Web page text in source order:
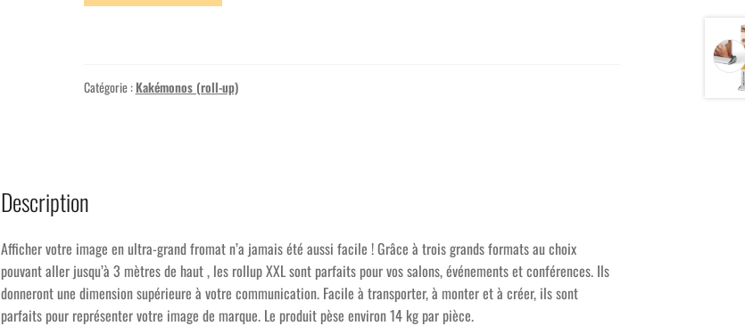
Catégorie :Kakémonos (roll-up)
Description
Afficher votre image en ultra-grand fromat n’a jamais été aussi facile ! Grâce à trois grands formats au choix
pouvant aller jusqu’à 3 mètres de haut , les rollup XXL sont parfaits pour vos salons, événements et conférences. Ils
donneront une dimension supérieure à votre communication. Facile à transporter, à monter et à créer, ils sont
parfaits pour représenter votre image de marque. Le produit pèse environ 14 kg par pièce.